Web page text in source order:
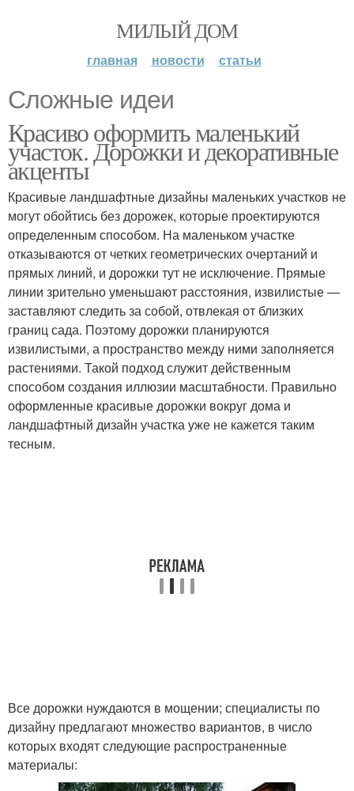
МИЛЫЙ ДОМ
главная новости статьи
Сложные идеи
Красиво оформить маленький
участок. Дорожки и декоративные
акценты
Красивые ландшафтные дизайны маленьких участков не
могут обойтись без дорожек, которые проектируются
определенным способом. На маленьком участке
отказываются от четких геометрических очертаний и
прямых линий, и дорожки тут не исключение. Прямые
линии зрительно уменьшают расстояния, извилистые —
заставляют следить за собой, отвлекая от близких
границ сада. Поэтому дорожки планируются
извилистыми, а пространство между ними заполняется
растениями. Такой подход служит действенным
способом создания иллюзии масштабности. Правильно
оформленные красивые дорожки вокруг дома и
ландшафтный дизайн участка уже не кажется таким
тесным.
Все дорожки нуждаются в мощении; специалисты по
дизайну предлагают множество вариантов, в число
которых входят следующие распространенные
материалы: